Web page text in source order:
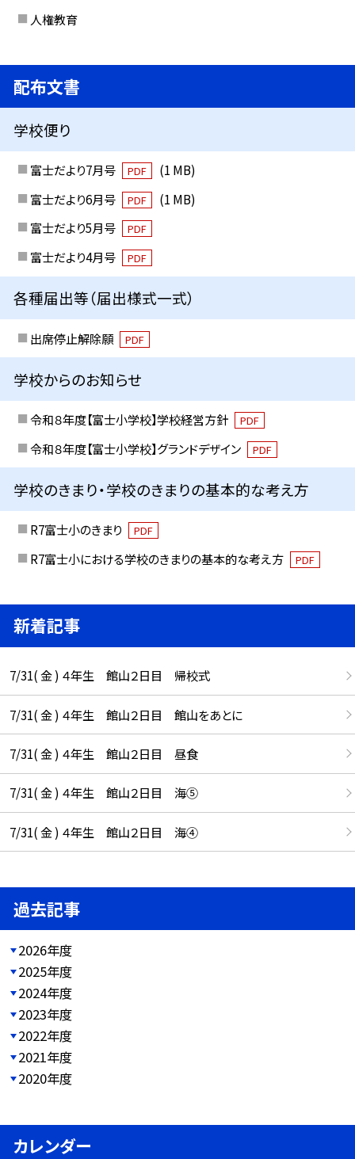
人権教育
配布文書
学校便り
富士だより7月号 PDF
(1 MB)
富士だより6月号
PDF
(1 MB)
富士だより5月号
PDF
富士だより4月号 PDF
各種届出等（届出様式一式）
出席停止解除願 PDF
学校からのお知らせ
令和８年度【富士小学校】学校経営方針 PDF
令和８年度【富士小学校】グランドデザイン PDF
学校のきまり・学校のきまりの基本的な考え方
R7富士小のきまり PDF
R7富士小における学校のきまりの基本的な考え方 PDF
新着記事
7/31( 金 ) ４年生 館山２日目 帰校式
7/31( 金 ) ４年生 館山２日目 館山をあとに
7/31( 金 ) ４年生 館山２日目 昼食
7/31( 金 ) ４年生 館山２日目 海⑤
7/31( 金 ) ４年生 館山２日目 海④
過去記事
2026年度
2025年度
2024年度
2023年度
2022年度
2021年度
2020年度
カレンダー